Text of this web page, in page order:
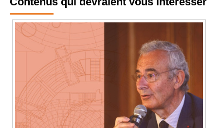
Contenus qui devraient vous intéresser